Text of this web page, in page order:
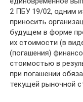
2 ПБУ 19/02, одним
приносить
будущем в форме
их стоимости (в
(погашения)
стоимостью в
при погашении
текущей рыночной